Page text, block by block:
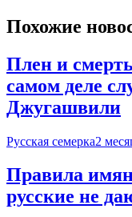
Похожие
Плен и
самом деле
Джугашвили
Русская семерка2
Правила
русские не